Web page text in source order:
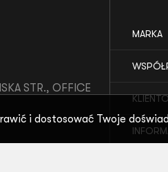
STR., OFFICE
MARKA
i dostosować Twoje